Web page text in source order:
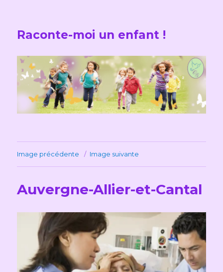
Raconte-moi un enfant !
Image précédente Image suivante
Auvergne-Allier-et-Cantal